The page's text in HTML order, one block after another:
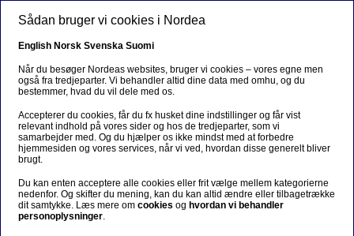
Gå til hovedindhold
Bæredygtighed
Nordea når mål om 200 mia.
euro i bæredygtig finansiering
før tid
Sådan bruger vi cookies i Nordea
English Norsk Svenska Suomi
Når du besøger Nordeas websites, bruger vi cookies – vores egne men
også fra tredjeparter. Vi behandler altid dine data med omhu, og du
bestemmer, hvad du vil dele med os.
Accepterer du cookies, får du fx husket dine indstillinger og får vist
relevant indhold på vores sider og hos de tredjeparter, som vi
samarbejder med. Og du hjælper os ikke mindst med at forbedre
hjemmesiden og vores services, når vi ved, hvordan disse generelt bliver
brugt.
Du kan enten acceptere alle cookies eller frit vælge mellem kategorierne
nedenfor. Og skifter du mening, kan du kan altid ændre eller tilbagetrække
dit samtykke. Læs mere omcookies og hvordan vi behandler
personoplysninger.